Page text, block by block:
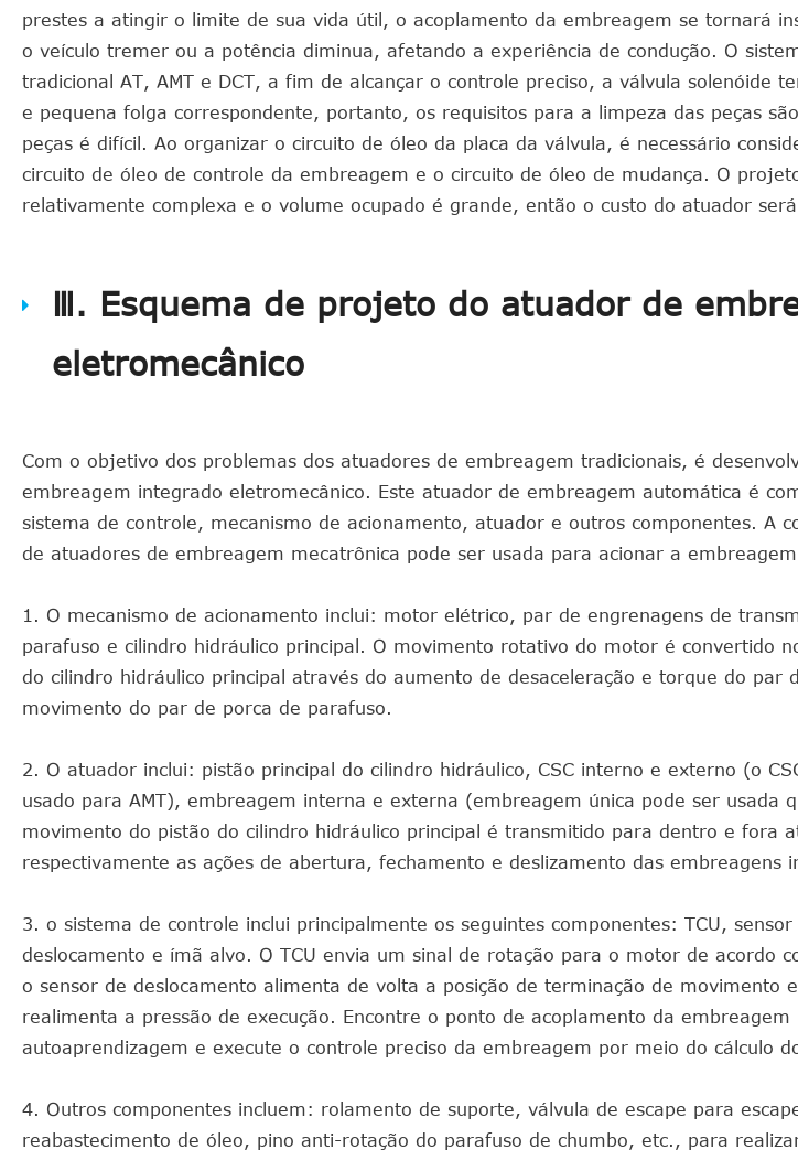
prestes a atingir o limite de sua vida útil, o acoplamento da embreagem se tornará
o veículo tremer ou a potência diminua, afetando a experiência de condução. O
tradicional AT, AMT e DCT, a fim de alcançar o controle preciso, a válvula solenóide
e pequena folga correspondente, portanto, os requisitos para a limpeza das peças
peças é difícil. Ao organizar o circuito de óleo da placa da válvula, é necessário
circuito de óleo de controle da embreagem e o circuito de óleo de mudança. O
relativamente complexa e o volume ocupado é grande, então o custo do atuador
Ⅲ. Esquema de projeto do atuador de
eletromecânico
Com o objetivo dos problemas dos atuadores de embreagem tradicionais, é
embreagem integrado eletromecânico. Este atuador de embreagem automática é
sistema de controle, mecanismo de acionamento, atuador e outros componentes. A
de atuadores de embreagem mecatrônica pode ser usada para acionar a
1. O mecanismo de acionamento inclui: motor elétrico, par de engrenagens de
parafuso e cilindro hidráulico principal. O movimento rotativo do motor é convertido
do cilindro hidráulico principal através do aumento de desaceleração e torque do par
movimento do par de porca de parafuso.
2. O atuador inclui: pistão principal do cilindro hidráulico, CSC interno e externo (o
usado para AMT), embreagem interna e externa (embreagem única pode ser usada
movimento do pistão do cilindro hidráulico principal é transmitido para dentro e fora
respectivamente as ações de abertura, fechamento e deslizamento das embreagens
3. o sistema de controle inclui principalmente os seguintes componentes: TCU,
deslocamento e ímã alvo. O TCU envia um sinal de rotação para o motor de acordo
o sensor de deslocamento alimenta de volta a posição de terminação de movimento
realimenta a pressão de execução. Encontre o ponto de acoplamento da embreagem
autoaprendizagem e execute o controle preciso da embreagem por meio do cálculo
4. Outros componentes incluem: rolamento de suporte, válvula de escape para
reabastecimento de óleo, pino anti-rotação do parafuso de chumbo, etc., para